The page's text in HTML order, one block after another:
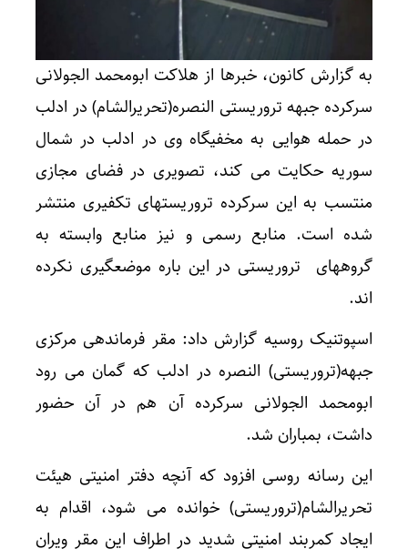
به گزارش کانون، خبرها از هلاکت ابومحمد الجولانی
سرکرده جبهه تروریستی النصره(تحریرالشام) در ادلب
در حمله هوایی به مخفیگاه وی در ادلب در شمال
سوریه حکایت می کند، تصویری در فضای مجازی
منتسب به این سرکرده تروریستهای تکفیری منتشر
شده است. منابع رسمی و نیز منابع وابسته به
گروههای تروریستی در این باره موضعگیری نکرده
اند.
اسپوتنیک روسیه گزارش داد: مقر فرماندهی مرکزی
جبهه(تروریستی) النصره در ادلب که گمان می رود
ابومحمد الجولانی سرکرده آن هم در آن حضور
داشت، بمباران شد.
این رسانه روسی افزود که آنچه دفتر امنیتی هیئت
تحریرالشام(تروریستی) خوانده می شود، اقدام به
ایجاد کمربند امنیتی شدید در اطراف این مقر ویران